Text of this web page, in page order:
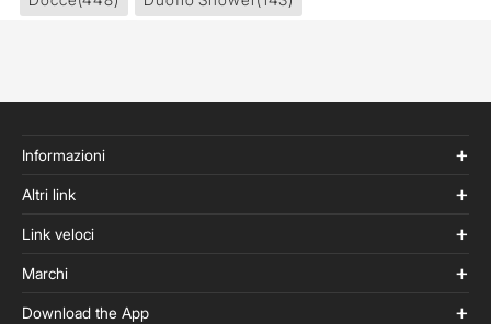
Informazioni
Altri link
Link veloci
Marchi
Download the App